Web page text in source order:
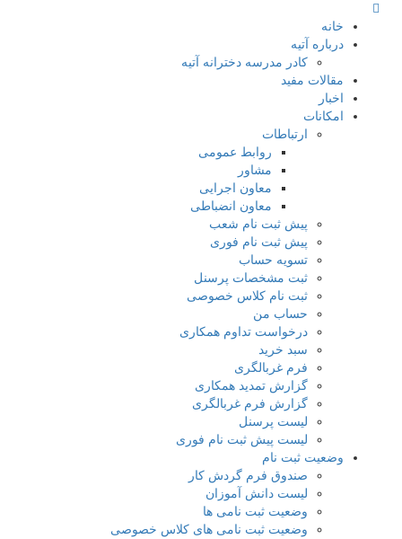
خانه
درباره آتیه
کادر مدرسه دخترانه آتیه
مقالات مفید
اخبار
امکانات
ارتباطات
روابط عمومی
مشاور
معاون اجرایی
معاون انضباطی
پیش ثبت نام شعب
پیش ثبت نام فوری
تسویه حساب
ثبت مشخصات پرسنل
ثبت نام کلاس خصوصی
حساب من
درخواست تداوم همکاری
سبد خرید
فرم غربالگری
گزارش تمدید همکاری
گزارش فرم غربالگری
لیست پرسنل
لیست پیش ثبت نام فوری
وضعیت ثبت نام
صندوق فرم گردش کار
لیست دانش آموزان
وضعیت ثبت نامی ها
وضعیت ثبت نامی های کلاس خصوصی